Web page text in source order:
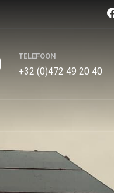
TELEFOON
+32 (0)472 49 20 40